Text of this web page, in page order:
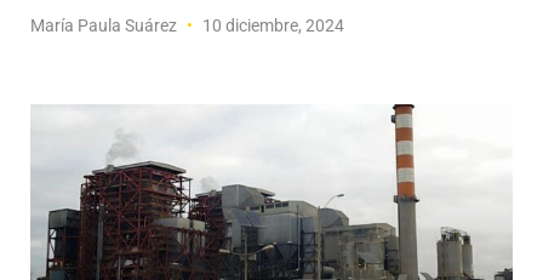
María Paula Suárez 10 diciembre, 2024